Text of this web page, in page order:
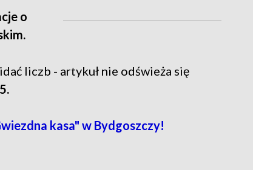
o
liczb - artykuł nie odświeża się
kasa" w Bydgoszczy!